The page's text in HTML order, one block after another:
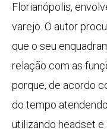
Florianópolis,
varejo. O autor
que o seu
relação com as
porque, de acordo
do tempo
utilizando headset